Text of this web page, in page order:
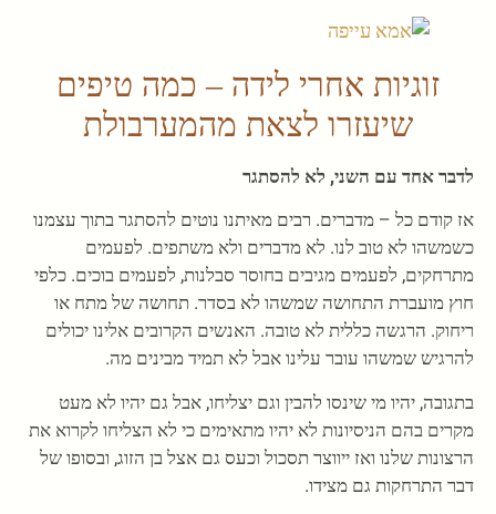
זוגיות אחרי לידה – כמה טיפים
שיעזרו לצאת מהמערבולת
לדבר אחד עם השני, לא להסתגר
אז קודם כל – מדברים. רבים מאיתנו נוטים להסתגר בתוך עצמנו
כשמשהו לא טוב לנו. לא מדברים ולא משתפים. לפעמים
מתרחקים, לפעמים מגיבים בחוסר סבלנות, לפעמים בוכים. כלפי
חוץ מועברת התחושה שמשהו לא בסדר. תחושה של מתח או
ריחוק. הרגשה כללית לא טובה. האנשים הקרובים אלינו יכולים
להרגיש שמשהו עובר עלינו אבל לא תמיד מבינים מה.
בתגובה, יהיו מי שינסו להבין וגם יצליחו, אבל גם יהיו לא מעט
מקרים בהם הניסיונות לא יהיו מתאימים כי לא הצליחו לקרוא את
הרצונות שלנו ואז ייווצר תסכול וכעס גם אצל בן הזוג, ובסופו של
דבר התרחקות גם מצידו.